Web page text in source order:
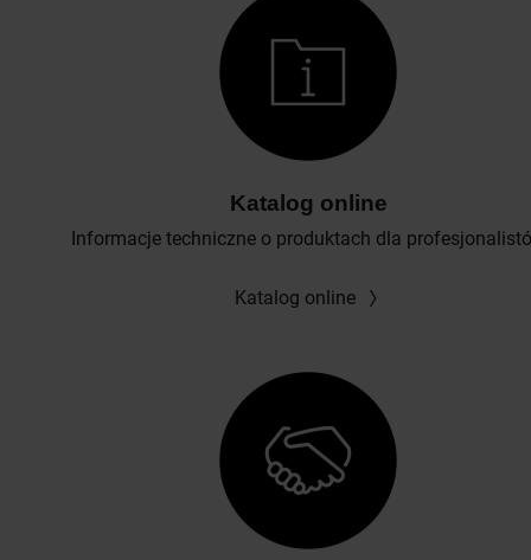
Katalog online
Informacje techniczne o produktach dla
Katalog online